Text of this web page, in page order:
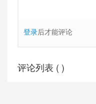
登录后才能评论
评论列表 ( )